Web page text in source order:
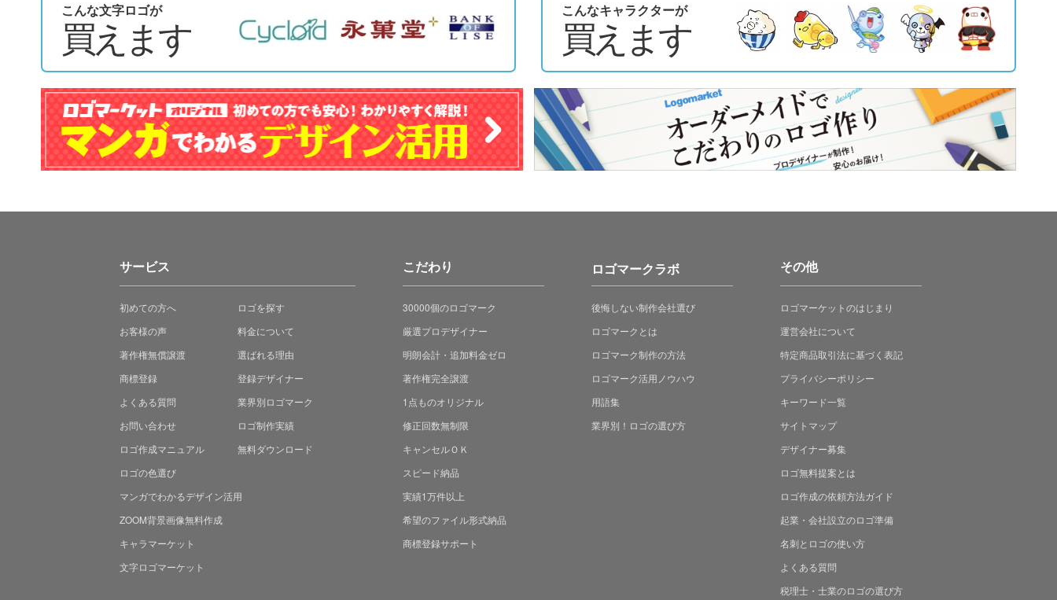
こんな文字ロゴが
買えます
こんなキャラクターが
買えます
サービス
初めての方へ
ロゴを探す
お客様の声
料金について
著作権無償譲渡
選ばれる理由
商標登録
登録デザイナー
よくある質問
業界別ロゴマーク
お問い合わせ
ロゴ制作実績
ロゴ作成マニュアル
無料ダウンロード
ロゴの色選び
マンガでわかるデザイン活用
ZOOM背景画像無料作成
キャラマーケット
文字ロゴマーケット
こだわり
30000個のロゴマーク
厳選プロデザイナー
明朗会計・追加料金ゼロ
著作権完全譲渡
1点ものオリジナル
修正回数無制限
キャンセルＯＫ
スピード納品
実績1万件以上
希望のファイル形式納品
商標登録サポート
ロゴマークラボ
後悔しない制作会社選び
ロゴマークとは
ロゴマーク制作の方法
ロゴマーク活用ノウハウ
用語集
業界別！ロゴの選び方
その他
ロゴマーケットのはじまり
運営会社について
特定商品取引法に基づく表記
プライバシーポリシー
キーワード一覧
サイトマップ
デザイナー募集
ロゴ無料提案とは
ロゴ作成の依頼方法ガイド
起業・会社設立のロゴ準備
名刺とロゴの使い方
よくある質問
税理士・士業のロゴの選び方